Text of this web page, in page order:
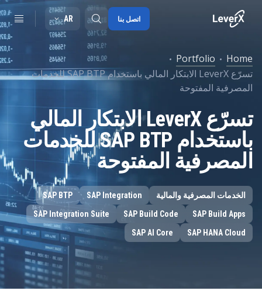
SAP S/4HANA migration
SAP Ariba
Digitals supply chain
AR اتصل بنا
Home
Portfolio
تسرّع LeverX الابتكار المالي باستخدام SAP BTP للخدمات
المصرفية المفتوحة
تسرّع LeverX الابتكار المالي
باستخدام SAP BTP للخدمات
المصرفية المفتوحة
الخدمات المصرفية والمالية SAP Integration
SAP BTP
SAP Build Apps
SAP Build Code
SAP Integration Suite
SAP HANA Cloud
SAP AI Core